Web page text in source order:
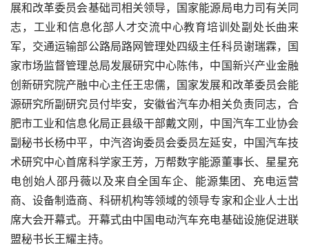
展和改革委员会基础司相关领导，国家能源局电力司有关同
志，工业和信息化部人才交流中心教育培训处副处长曲来
军，交通运输部公路局路网管理处四级主任科员谢瑞霖，国
家市场监督管理总局发展研究中心陈伟，中国新兴产业金融
创新研究院产融中心主任王忠儒，国家发展和改革委员会能
源研究所副研究员付毕安，安徽省汽车办相关负责同志，合
肥市工业和信息化局正县级干部戴文刚，中国汽车工业协会
副秘书长杨中平，中汽咨询委员会委员左延安，中国汽车技
术研究中心首席科学家王芳，万帮数字能源董事长、星星充
电创始人邵丹薇以及来自全国车企、能源集团、充电运营
商、设备制造商、科研机构等领域的领导专家和企业人士出
席大会开幕式。开幕式由中国电动汽车充电基础设施促进联
盟秘书长王耀主持。